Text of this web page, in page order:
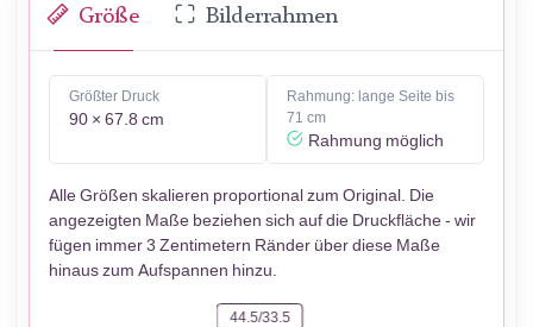
Größe Bilderrahmen
Größter Druck
90 × 67.8 cm
Rahmung: lange Seite bis
71 cm
Rahmung möglich
Alle Größen skalieren proportional zum Original. Die
angezeigten Maße beziehen sich auf die Druckfläche - wir
fügen immer 3 Zentimetern Ränder über diese Maße
hinaus zum Aufspannen hinzu.
44.5/33.5